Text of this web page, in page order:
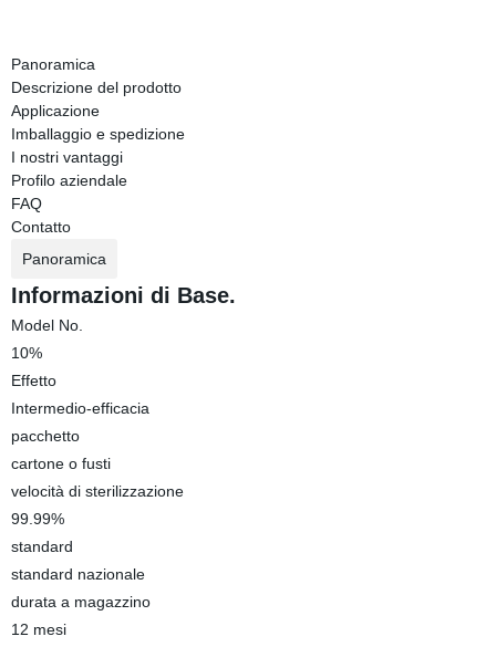
Panoramica
Descrizione del prodotto
Applicazione
Imballaggio e spedizione
I nostri vantaggi
Profilo aziendale
FAQ
Contatto
Panoramica
Informazioni di Base.
Model No.
10%
Effetto
Intermedio-efficacia
pacchetto
cartone o fusti
velocità di sterilizzazione
99.99%
standard
standard nazionale
durata a magazzino
12 mesi